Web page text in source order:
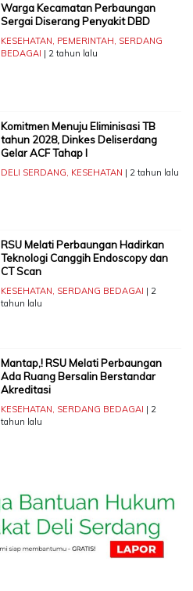
Warga Kecamatan Perbaungan
Sergai Diserang Penyakit DBD
KESEHATAN PEMERINTAH SERDANG
BEDAGAI | 2 tahun lalu
Komitmen Menuju Eliminisasi TB
tahun 2028, Dinkes Deliserdang
Gelar ACF Tahap I
DELI SERDANG KESEHATAN | 2 tahun lalu
RSU Melati Perbaungan Hadirkan
Teknologi Canggih Endoscopy dan
CT Scan
KESEHATAN SERDANG BEDAGAI | 2
tahun lalu
Mantap,! RSU Melati Perbaungan
Ada Ruang Bersalin Berstandar
Akreditasi
KESEHATAN SERDANG BEDAGAI | 2
tahun lalu